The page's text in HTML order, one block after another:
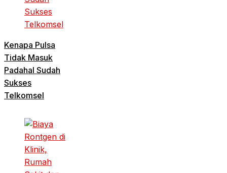
Kenapa Pulsa
Tidak Masuk
Padahal Sudah
Sukses
Telkomsel